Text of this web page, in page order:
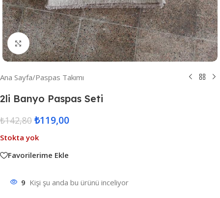
Resmi Büyüt
Ana Sayfa/Paspas Takımı
2li Banyo Paspas Seti
₺142,80 ₺119,00
Stokta yok
Favorilerime Ekle
9 Kişi şu anda bu ürünü inceliyor